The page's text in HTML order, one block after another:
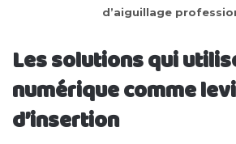
d’aiguillage
Les solutions qui
numérique comme
d’insertion